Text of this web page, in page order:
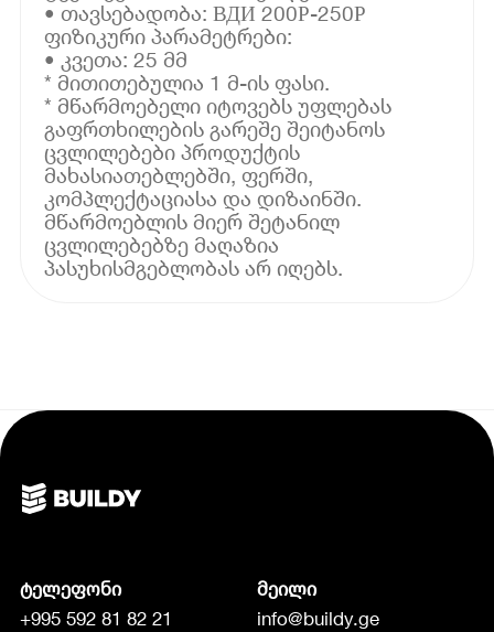
• თავსებადობა: ВДИ 200Р-250Р
ფიზიკური პარამეტრები:
• კვეთა: 25 მმ
* მითითებულია 1 მ-ის ფასი.
* მწარმოებელი იტოვებს უფლებას
გაფრთხილების გარეშე შეიტანოს
ცვლილებები პროდუქტის
მახასიათებლებში, ფერში,
კომპლექტაციასა და დიზაინში.
მწარმოებლის მიერ შეტანილ
ცვლილებებზე მაღაზია
პასუხისმგებლობას არ იღებს.
ტელეფონი
+995 592 81 82 21
მეილი
info@buildy.ge